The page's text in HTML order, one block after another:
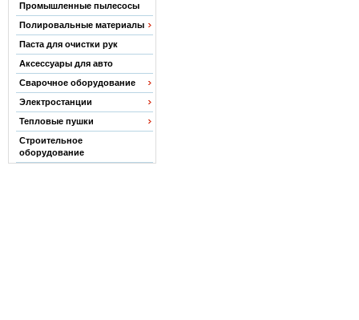
Промышленные пылесосы
Полировальные материалы
Паста для очистки рук
Аксессуары для авто
Сварочное оборудование
Электростанции
Тепловые пушки
Строительное
оборудование